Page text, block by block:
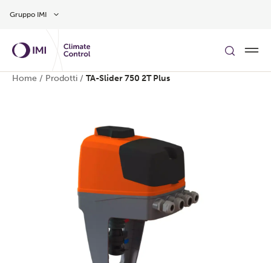
Gruppo IMI
Home / Prodotti / TA-Slider 750 2T Plus